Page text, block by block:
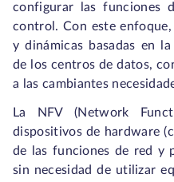
configurar las funciones
control. Con este enfoque,
y dinámicas basadas en
de los centros de datos,
a las cambiantes
La NFV (Network
dispositivos de hardware
de las funciones de red y
sin necesidad de utilizar